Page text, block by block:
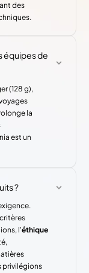
des
équipes de
(128 g),
la
est un
?
l'éthique
privilégions